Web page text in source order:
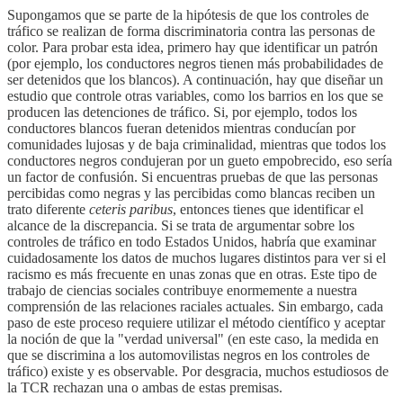
Supongamos que se parte de la hipótesis de que los controles de
tráfico se realizan de forma discriminatoria contra las personas de
color. Para probar esta idea, primero hay que identificar un patrón
(por ejemplo, los conductores negros tienen más probabilidades de
ser detenidos que los blancos). A continuación, hay que diseñar un
estudio que controle otras variables, como los barrios en los que se
producen las detenciones de tráfico. Si, por ejemplo, todos los
conductores blancos fueran detenidos mientras conducían por
comunidades lujosas y de baja criminalidad, mientras que todos los
conductores negros condujeran por un gueto empobrecido, eso sería
un factor de confusión. Si encuentras pruebas de que las personas
percibidas como negras y las percibidas como blancas reciben un
trato diferente ceteris paribus, entonces tienes que identificar el
alcance de la discrepancia. Si se trata de argumentar sobre los
controles de tráfico en todo Estados Unidos, habría que examinar
cuidadosamente los datos de muchos lugares distintos para ver si el
racismo es más frecuente en unas zonas que en otras. Este tipo de
trabajo de ciencias sociales contribuye enormemente a nuestra
comprensión de las relaciones raciales actuales. Sin embargo, cada
paso de este proceso requiere utilizar el método científico y aceptar
la noción de que la "verdad universal" (en este caso, la medida en
que se discrimina a los automovilistas negros en los controles de
tráfico) existe y es observable. Por desgracia, muchos estudiosos de
la TCR rechazan una o ambas de estas premisas.